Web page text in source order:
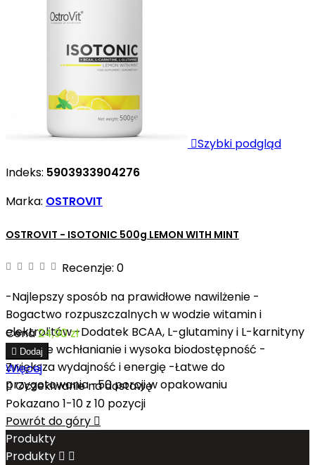
Szybki podgląd
Indeks: 5903933904276
Marka: OSTROVIT
OSTROVIT - ISOTONIC 500g LEMON WITH MINT
Recenzje: 0
-Najlepszy sposób na prawidłowe nawilżenie -
Bogactwo rozpuszczalnych w wodzie witamin i
elektrolitów -Dodatek BCAA, L-glutaminy i L-karnityny
-Szybkie wchłanianie i wysoka biodostępność -
Zwiększa wydajność i energię -Łatwe do
przygotowania -50 porcji w opakowaniu
Cena24,90 zł
 Dodaj
Więcej
Oczekiwanie na dostawę
Pokazano 1-10 z 10 pozycji
Powrót do góry 
Produkty
Produkty  